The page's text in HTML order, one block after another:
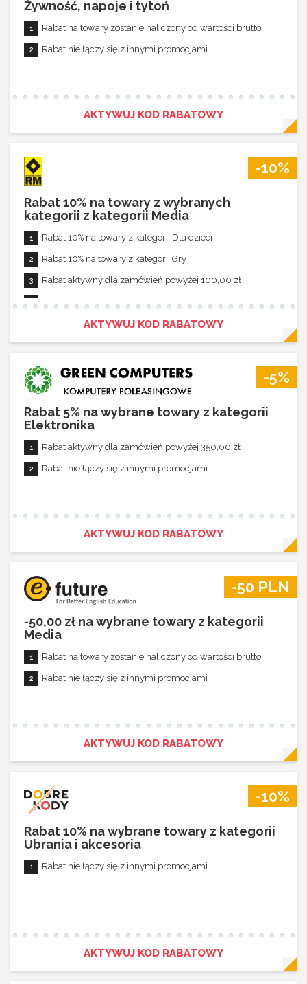
Rabat 5% na towary z kategorii Płyty DVD
Rabat 5% na towary z kategorii Modele samochodów
Żywność, napoje i tytoń
Rabat na towary zostanie naliczony od wartości brutto
Rabat nie łączy się z innymi promocjami
AKTYWUJ KOD RABATOWY
-10%
Rabat 10% na towary z wybranych
kategorii z kategorii Media
Rabat 10% na towary z kategorii Dla dzieci
Rabat 10% na towary z kategorii Gry
Rabat aktywny dla zamówień powyżej 100,00 zł
AKTYWUJ KOD RABATOWY
-5%
Rabat 5% na wybrane towary z kategorii
Elektronika
Rabat aktywny dla zamówień powyżej 350,00 zł
Rabat nie łączy się z innymi promocjami
AKTYWUJ KOD RABATOWY
-50 PLN
-50,00 zł na wybrane towary z kategorii
Media
Rabat na towary zostanie naliczony od wartości brutto
Rabat nie łączy się z innymi promocjami
AKTYWUJ KOD RABATOWY
-10%
Rabat 10% na wybrane towary z kategorii
Ubrania i akcesoria
Rabat nie łączy się z innymi promocjami
AKTYWUJ KOD RABATOWY